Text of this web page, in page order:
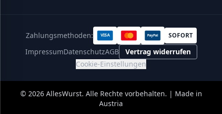
Zahlungsmethoden: VISA PayPal SOFORT
ImpressumDatenschutzAGB
Vertrag widerrufen
Cookie-Einstellungen
© 2026AllesWurst. Alle Rechte vorbehalten. | Made in
Austria